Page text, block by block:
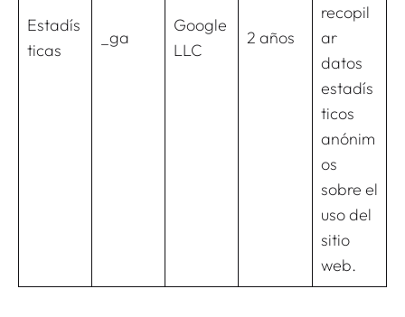
Estadís
ticas
_ga
Google
LLC
2 años
recopil
ar
datos
estadís
ticos
anónim
os
sobre el
uso del
sitio
web.